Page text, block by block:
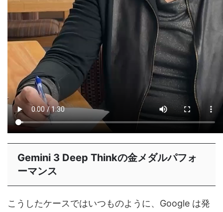
Gemini 3 Deep Thinkの金メダルパフォ
ーマンス
こうしたケースではいつものように、Google は発